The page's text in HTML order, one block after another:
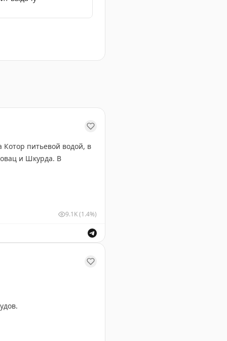
питьевой водой, в
и Шкурда. В
9.1K(1.4%)